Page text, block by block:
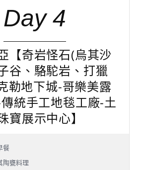
Day 4
【奇岩怪石(烏其沙
谷、駱駝岩、打獵
勒地下城-哥樂美露
統手工地毯工廠-土
寶展示中心】
餐
陶甕料理